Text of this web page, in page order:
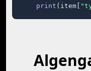
print (item[